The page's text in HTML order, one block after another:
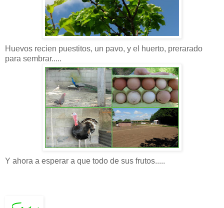
Huevos recien puestitos, un pavo, y el huerto, prerarado
para sembrar.....
Y ahora a esperar a que todo de sus frutos.....